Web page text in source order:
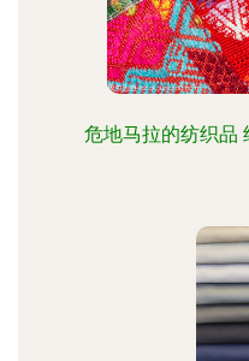
危地马拉的纺织品